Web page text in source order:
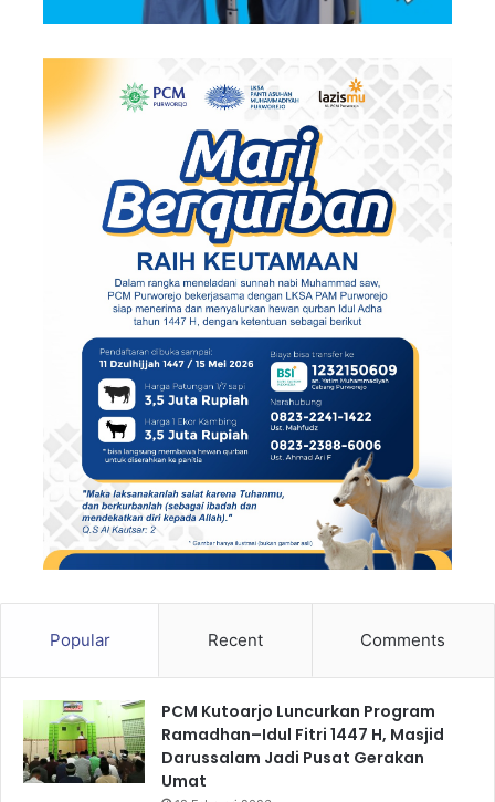
Popular Recent Comments
PCM Kutoarjo Luncurkan Program
Ramadhan–Idul Fitri 1447 H, Masjid
Darussalam Jadi Pusat Gerakan
Umat